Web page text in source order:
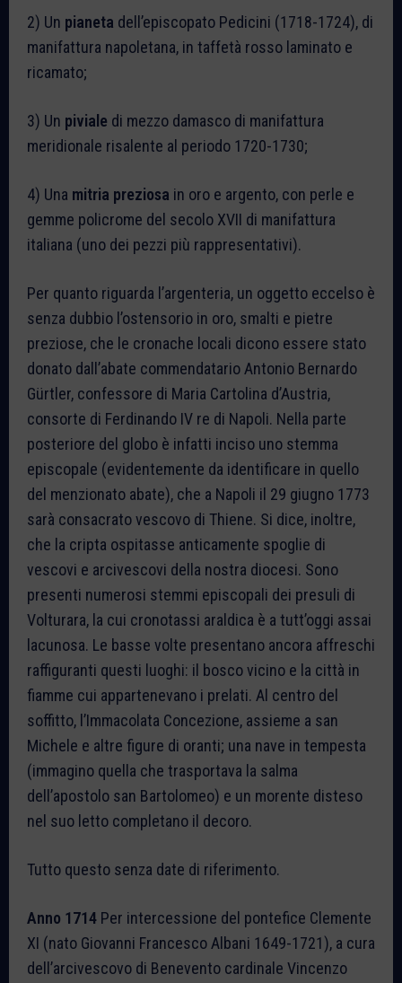
2) Un pianeta dell’episcopato Pedicini (1718-1724), di
manifattura napoletana, in taffetà rosso laminato e
ricamato;
3) Un piviale di mezzo damasco di manifattura
meridionale risalente al periodo 1720-1730;
4) Una mitria preziosa in oro e argento, con perle e
gemme policrome del secolo XVII di manifattura
italiana (uno dei pezzi più rappresentativi).
Per quanto riguarda l’argenteria, un oggetto eccelso è
senza dubbio l’ostensorio in oro, smalti e pietre
preziose, che le cronache locali dicono essere stato
donato dall’abate commendatario Antonio Bernardo
Gürtler, confessore di Maria Cartolina d’Austria,
consorte di Ferdinando IV re di Napoli. Nella parte
posteriore del globo è infatti inciso uno stemma
episcopale (evidentemente da identificare in quello
del menzionato abate), che a Napoli il 29 giugno 1773
sarà consacrato vescovo di Thiene. Si dice, inoltre,
che la cripta ospitasse anticamente spoglie di
vescovi e arcivescovi della nostra diocesi. Sono
presenti numerosi stemmi episcopali dei presuli di
Volturara, la cui cronotassi araldica è a tutt’oggi assai
lacunosa. Le basse volte presentano ancora affreschi
raffiguranti questi luoghi: il bosco vicino e la città in
fiamme cui appartenevano i prelati. Al centro del
soffitto, l’Immacolata Concezione, assieme a san
Michele e altre figure di oranti; una nave in tempesta
(immagino quella che trasportava la salma
dell’apostolo san Bartolomeo) e un morente disteso
nel suo letto completano il decoro.
Tutto questo senza date di riferimento.
Anno 1714 Per intercessione del pontefice Clemente
XI (nato Giovanni Francesco Albani 1649-1721), a cura
dell’arcivescovo di Benevento cardinale Vincenzo